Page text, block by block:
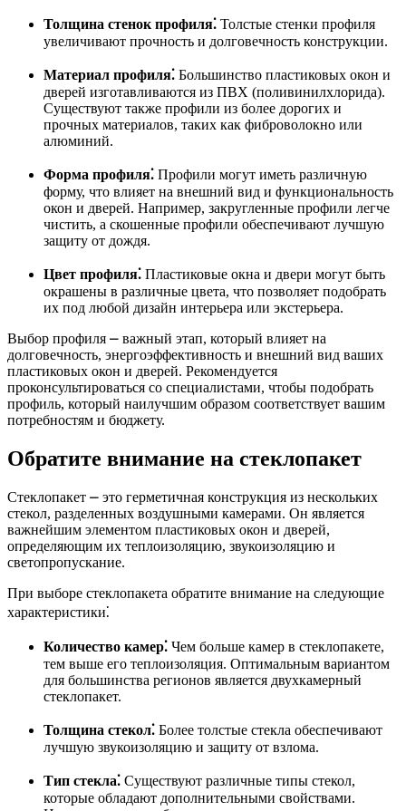
Толщина стенок профиля⁚ Толстые стенки профиля
увеличивают прочность и долговечность конструкции.
Материал профиля⁚ Большинство пластиковых окон и
дверей изготавливаются из ПВХ (поливинилхлорида).
Существуют также профили из более дорогих и
прочных материалов, таких как фиброволокно или
алюминий.
Форма профиля⁚ Профили могут иметь различную
форму, что влияет на внешний вид и функциональность
окон и дверей. Например, закругленные профили легче
чистить, а скошенные профили обеспечивают лучшую
защиту от дождя.
Цвет профиля⁚ Пластиковые окна и двери могут быть
окрашены в различные цвета, что позволяет подобрать
их под любой дизайн интерьера или экстерьера.
Выбор профиля ⎼ важный этап, который влияет на
долговечность, энергоэффективность и внешний вид ваших
пластиковых окон и дверей. Рекомендуется
проконсультироваться со специалистами, чтобы подобрать
профиль, который наилучшим образом соответствует вашим
потребностям и бюджету.
Обратите внимание на стеклопакет
Стеклопакет ⎼ это герметичная конструкция из нескольких
стекол, разделенных воздушными камерами. Он является
важнейшим элементом пластиковых окон и дверей,
определяющим их теплоизоляцию, звукоизоляцию и
светопропускание.
При выборе стеклопакета обратите внимание на следующие
характеристики⁚
Количество камер⁚ Чем больше камер в стеклопакете,
тем выше его теплоизоляция. Оптимальным вариантом
для большинства регионов является двухкамерный
стеклопакет.
Толщина стекол⁚ Более толстые стекла обеспечивают
лучшую звукоизоляцию и защиту от взлома.
Тип стекла⁚ Существуют различные типы стекол,
которые обладают дополнительными свойствами.